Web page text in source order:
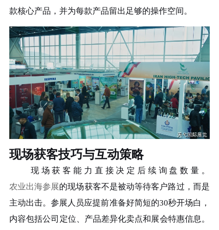
款核心产品，并为每款产品留出足够的操作空间。
现场获客技巧与互动策略
现场获客能力直接决定后续询盘数量。
农业出海参展的现场获客不是被动等待客户路过，而是
主动出击。参展人员应提前准备好简短的30秒开场白，
内容包括公司定位、产品差异化卖点和展会特惠信息。